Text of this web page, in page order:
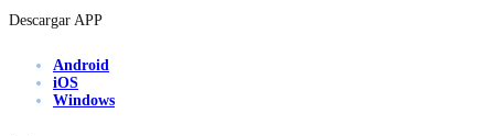
Descargar APP
Android
iOS
Windows